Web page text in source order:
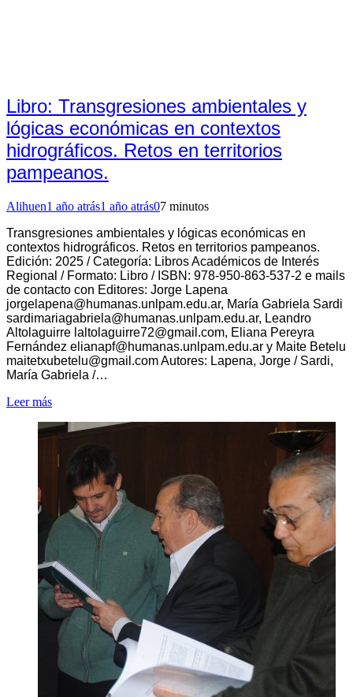
Libro: Transgresiones ambientales y
lógicas económicas en contextos
hidrográficos. Retos en territorios
pampeanos.
Alihuen1 año atrás1 año atrás07 minutos
Transgresiones ambientales y lógicas económicas en
contextos hidrográficos. Retos en territorios pampeanos.
Edición: 2025 / Categoría: Libros Académicos de Interés
Regional / Formato: Libro / ISBN: 978-950-863-537-2 e mails
de contacto con Editores: Jorge Lapena
jorgelapena@humanas.unlpam.edu.ar, María Gabriela Sardi
sardimariagabriela@humanas.unlpam.edu.ar, Leandro
Altolaguirre laltolaguirre72@gmail.com, Eliana Pereyra
Fernández elianapf@humanas.unlpam.edu.ar y Maite Betelu
maitetxubetelu@gmail.comAutores: Lapena, Jorge / Sardi,
María Gabriela /…
Leer más